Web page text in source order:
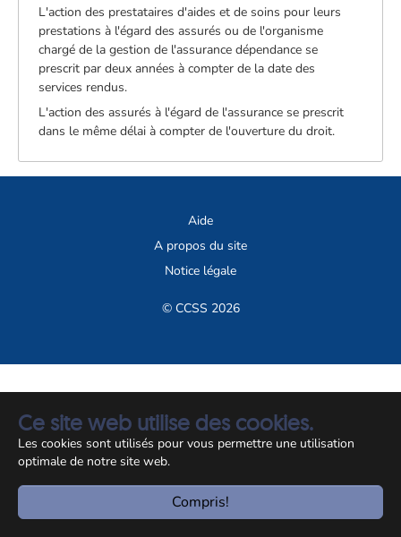
Ce site web utilise des cookies.
Les cookies sont utilisés pour vous permettre une utilisation
optimale de notre site web.
Compris!
L'action des prestataires d'aides et de soins pour leurs
prestations à l'égard des assurés ou de l'organisme
chargé de la gestion de l'assurance dépendance se
prescrit par deux années à compter de la date des
services rendus.
L'action des assurés à l'égard de l'assurance se prescrit
dans le même délai à compter de l'ouverture du droit.
Aide
A propos du site
Notice légale
© CCSS 2026